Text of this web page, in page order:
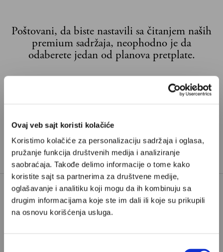
Ovaj veb sajt koristi kolačiće
Koristimo kolačiće za personalizaciju sadržaja i oglasa,
pružanje funkcija društvenih medija i analiziranje
saobraćaja. Takođe delimo informacije o tome kako
koristite sajt sa partnerima za društvene medije,
oglašavanje i analitiku koji mogu da ih kombinuju sa
drugim informacijama koje ste im dali ili koje su prikupili
na osnovu korišćenja usluga.
Poštovani, da biste nastavili sa čitanjem naših
premium sadržaja, neophodno je da
odaberete jedan od planova pretplate.
Mirjana Narandžićje pesnikinja iz Beograda i saradnica
Velikih priča.
DŽEJKOB ELORDI
EUPHORIA